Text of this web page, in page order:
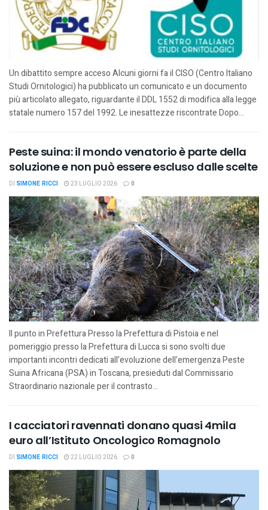
Un dibattito sempre acceso Alcuni giorni fa il CISO (Centro Italiano
Studi Ornitologici) ha pubblicato un comunicato e un documento
più articolato allegato, riguardante il DDL 1552 di modifica alla legge
statale numero 157 del 1992. Le inesattezze riscontrate Dopo...
Peste suina: il mondo venatorio è parte della
soluzione e non può essere escluso dalle scelte
DI SIMONE RICCI 23 LUGLIO 2026 0
Il punto in Prefettura Presso la Prefettura di Pistoia e nel
pomeriggio presso la Prefettura di Lucca si sono svolti due
importanti incontri dedicati all’evoluzione dell’emergenza Peste
Suina Africana (PSA) in Toscana, presieduti dal Commissario
Straordinario nazionale per il contrasto...
I cacciatori ravennati donano quasi 4mila
euro all’Istituto Oncologico Romagnolo
DI SIMONE RICCI 22 LUGLIO 2026 0